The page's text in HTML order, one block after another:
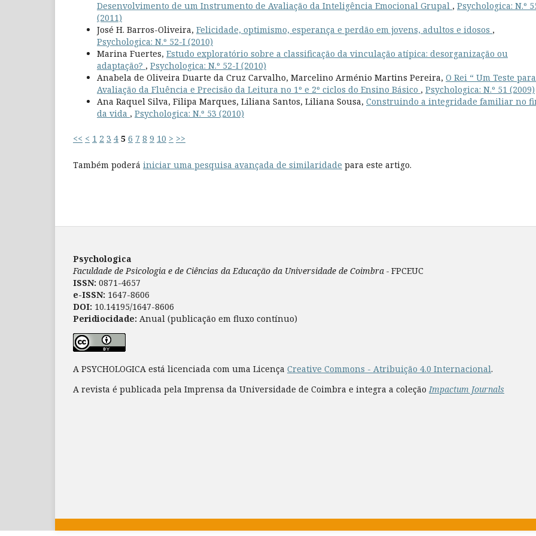
Desenvolvimento de um Instrumento de Avaliação da Inteligência Emocional Grupal , Psychologica: N.º
(2011)
José H. Barros-Oliveira, Felicidade, optimismo, esperança e perdão em jovens, adultos e idosos ,
Psychologica: N.º 52-I (2010)
Marina Fuertes, Estudo exploratório sobre a classificação da vinculação atípica: desorganização ou
adaptação? , Psychologica: N.º 52-I (2010)
Anabela de Oliveira Duarte da Cruz Carvalho, Marcelino Arménio Martins Pereira, O Rei “ Um Teste para
Avaliação da Fluência e Precisão da Leitura no 1º e 2º ciclos do Ensino Básico , Psychologica: N.º 51 (2009)
Ana Raquel Silva, Filipa Marques, Liliana Santos, Liliana Sousa, Construindo a integridade familiar no
da vida , Psychologica: N.º 53 (2010)
<< < 1 2 3 4 5 6 7 8 9 10 > >>
Também poderá iniciar uma pesquisa avançada de similaridade para este artigo.
Psychologica
Faculdade de Psicologia e de Ciências da Educação da Universidade de Coimbra - FPCEUC
ISSN: 0871-4657
e-ISSN: 1647-8606
DOI: 10.14195/1647-8606
Peridiocidade: Anual (publicação em fluxo contínuo)
A PSYCHOLOGICA está licenciada com uma Licença Creative Commons - Atribuição 4.0 Internacional.
A revista é publicada pela Imprensa da Universidade de Coimbra e integra a coleçãoImpactum Journals